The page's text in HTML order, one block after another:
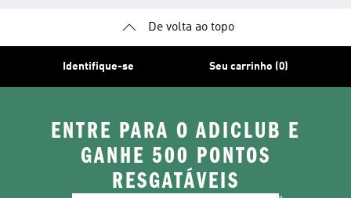
De volta ao topo
Identifique-se Seu carrinho (0)
ENTRE PARA O ADICLUB E
GANHE 500 PONTOS
RESGATÁVEIS